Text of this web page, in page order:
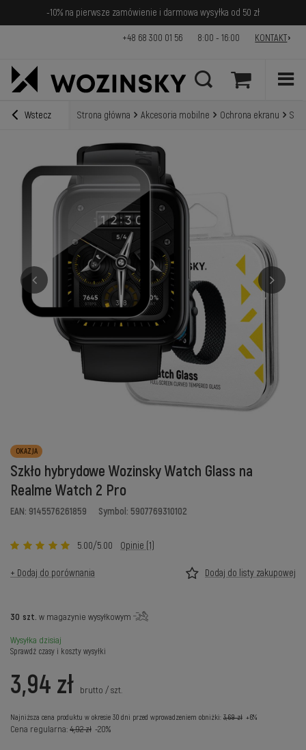
-10% na pierwsze zamówienie i darmowa wysyłka od 50 zł
+48 68 300 01 56 8:00 - 16:00 KONTAKT
Wstecz Strona główna Akcesoria mobilne Ochrona ekranu
OKAZJA
Szkło hybrydowe Wozinsky Watch Glass na
Realme Watch 2 Pro
EAN: 9145576261859 Symbol: 5907769310102
5.00/5.00 Opinie (1)
+ Dodaj do porównania Dodaj do listy zakupowej
30 szt. w magazynie wysyłkowym
Wysyłka dzisiaj
Sprawdź czasy i koszty wysyłki
3,94 zł brutto /szt.
Najniższa cena produktu w okresie 30 dni przed wprowadzeniem obniżki: 3,69 zł +6%
Cena regularna:4,92 zł -20%